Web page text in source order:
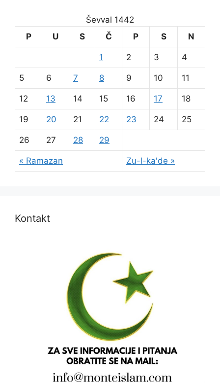
Ševval 1442
P
U S Č P S N
« Ramazan Zu-l-ka'de »
1 2 3 4
5 6 7 8 9 10 11
12 13 14 15 16 17 18
19 20 21 22 23 24 25
26 27 28 29
Kontakt